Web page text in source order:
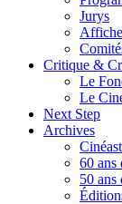
Jurys
Affiche
Critique &
Le
Le
Next Step
Archives
60 ans
50 ans